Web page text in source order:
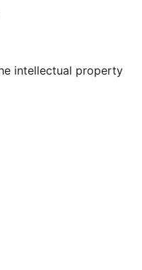
Tumblr account
intellectual property